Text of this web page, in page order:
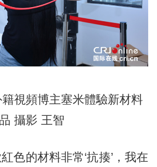
頻博主塞米體驗新材料
攝影 王智
的材料非常‘抗揍’，我在